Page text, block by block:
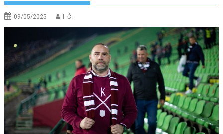
09/05/2025 I. Ć.